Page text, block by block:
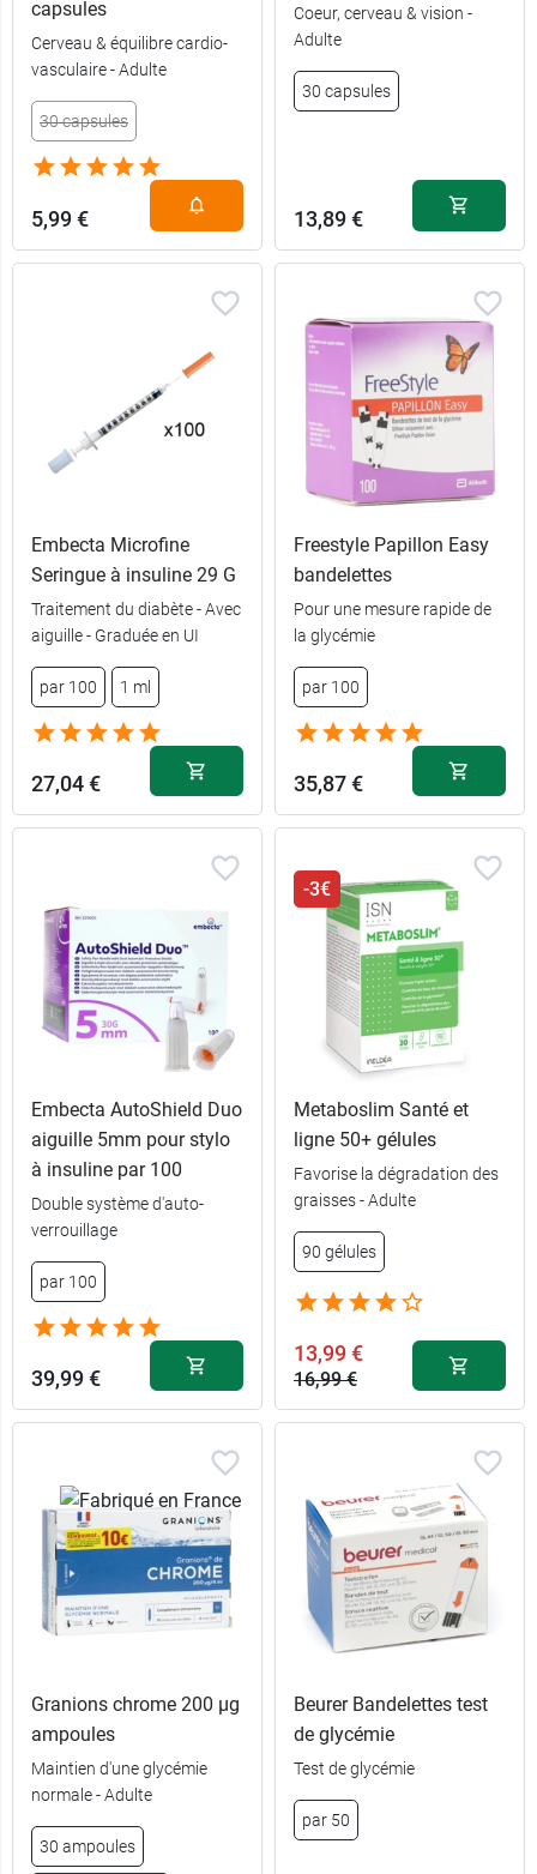
capsules
Cerveau & équilibre cardio-
vasculaire - Adulte
30 capsules
5,99 €
Coeur, cerveau & vision -
Adulte
30 capsules
13,89 €
Embecta Microfine
Seringue à insuline 29 G
Traitement du diabète - Avec
aiguille - Graduée en UI
par 100 1 ml
27,04 €
Freestyle Papillon Easy
bandelettes
Pour une mesure rapide de
la glycémie
par 100
35,87 €
Embecta AutoShield Duo
aiguille 5mm pour stylo
à insuline par 100
Double système d'auto-
verrouillage
par 100
39,99 €
-3€
Metaboslim Santé et
ligne 50+ gélules
Favorise la dégradation des
graisses - Adulte
90 gélules
13,99 €
16,99 €
Granions chrome 200 µg
ampoules
Maintien d'une glycémie
normale - Adulte
30 ampoules
Beurer Bandelettes test
de glycémie
Test de glycémie
par 50